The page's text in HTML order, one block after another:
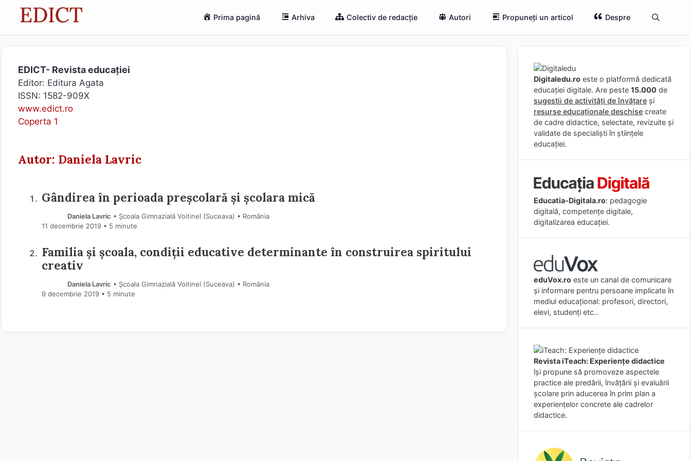
Prima pagină Arhiva Colectiv de redacție Autori Propuneți un articol Despre
EDICT- Revista educației
Editor: Editura Agata
ISSN: 1582-909X
www.edict.ro
Coperta 1
Autor: Daniela Lavric
Gândirea în perioada preşcolară şi şcolara mică
Daniela Lavric • Școala Gimnazială Voitinel (Suceava) • România
11 decembrie 2019 • 5 minute
Familia și școala, condiții educative determinante în construirea spiritului
creativ
Daniela Lavric • Școala Gimnazială Voitinel (Suceava) • România
9 decembrie 2019 • 5 minute
Digitaledu.ro este o platformă dedicată
educației digitale. Are peste 15.000 de
sugestii de activități de învățare și
resurse educaționale deschise create
de cadre didactice, selectate, revizuite și
validate de specialiști în științele
educației.
Educatia-Digitala.ro: pedagogie
digitală, competențe digitale,
digitalizarea educației.
eduVox.ro este un canal de comunicare
și informare pentru persoane implicate în
mediul educațional: profesori, directori,
elevi, studenți etc..
Revista iTeach: Experienţe didactice
îşi propune să promoveze aspectele
practice ale predării, învăţării şi evaluării
şcolare prin aducerea în prim plan a
experienţelor concrete ale cadrelor
didactice.